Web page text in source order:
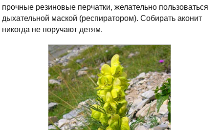
прочные резиновые перчатки, желательно пользоваться
дыхательной маской (респиратором). Собирать аконит
никогда не поручают детям.